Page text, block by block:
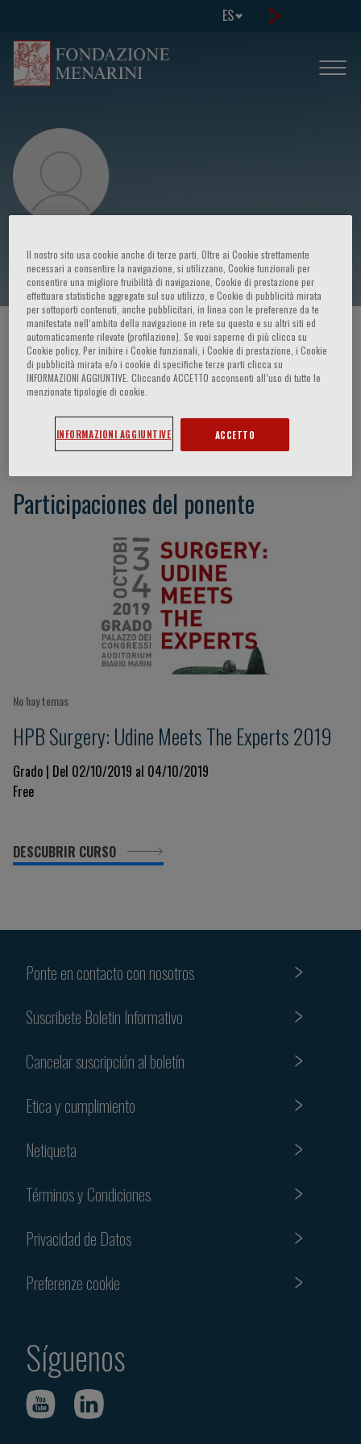
ES
Habib Rehman
HOME PAGE / CURSOS Y EVENTOS / ORADOR
Habib Rehman
Participaciones del ponente
No hay temas
HPB Surgery: Udine Meets The Experts 2019
Grado | Del 02/10/2019 al 04/10/2019
Free
DESCUBRIR CURSO
Ponte en contacto con nosotros
Suscribete Boletin Informativo
Cancelar suscripción al boletín
Etica y cumplimiento
Netiqueta
Términos y Condiciones
Privacidad de Datos
Preferenze cookie
Síguenos
Il nostro sito usa cookie anche di terze parti. Oltre ai Cookie strettamente
necessari a consentire la navigazione, si utilizzano, Cookie funzionali per
consentire una migliore fruibilità di navigazione, Cookie di prestazione per
effettuare statistiche aggregate sul suo utilizzo, e Cookie di pubblicità mirata
per sottoporti contenuti, anche pubblicitari, in linea con le preferenze da te
manifestate nell‘ambito della navigazione in rete su questo e su altri siti ed
automaticamente rilevate (profilazione). Se vuoi saperne di più clicca su
Cookie policy. Per inibire i Cookie funzionali, i Cookie di prestazione, i Cookie
di pubblicità mirata e/o i cookie di specifiche terze parti clicca su
INFORMAZIONI AGGIUNTIVE. Cliccando ACCETTO acconsenti all’uso di tutte le
menzionate tipologie di cookie.
INFORMAZIONI AGGIUNTIVE ACCETTO